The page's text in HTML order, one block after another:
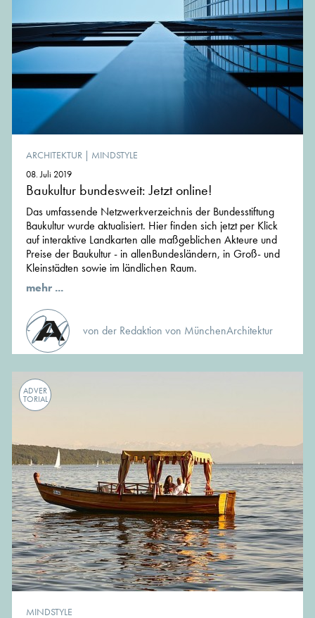
ARCHITEKTUR | MINDSTYLE
08. Juli 2019
Baukultur bundesweit: Jetzt online!
Das umfassende Netzwerkverzeichnis der Bundesstiftung
Baukultur wurde aktualisiert. Hier finden sich jetzt per Klick
auf interaktive Landkarten alle maßgeblichen Akteure und
Preise der Baukultur - in allenBundesländern, in Groß- und
Kleinstädten sowie im ländlichen Raum.
mehr ...
von der Redaktion von MünchenArchitektur
ADVER
TORIAL
MINDSTYLE